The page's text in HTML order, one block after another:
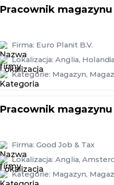
Pracownik magazynu
Firma: Euro Planit B.V.
Lokalizacja: Anglia, Holandia
Kategorie: Magazyn,
Pracownik
Firma: Good Job & Tax
Lokalizacja: Anglia,
Kategorie: Magazyn,